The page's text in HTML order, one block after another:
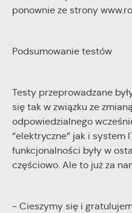
ponownie ze strony
Podsumowanie testów
Testy przeprowadzane
się tak w związku ze
odpowiedzialnego
“elektryczne” jak i system
funkcjonalności były w
częściowo. Ale to już za
- Cieszymy się i